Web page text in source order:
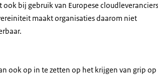
bij gebruik van Europese
maakt organisaties daarom niet
ook op in te zetten op het krijgen van grip